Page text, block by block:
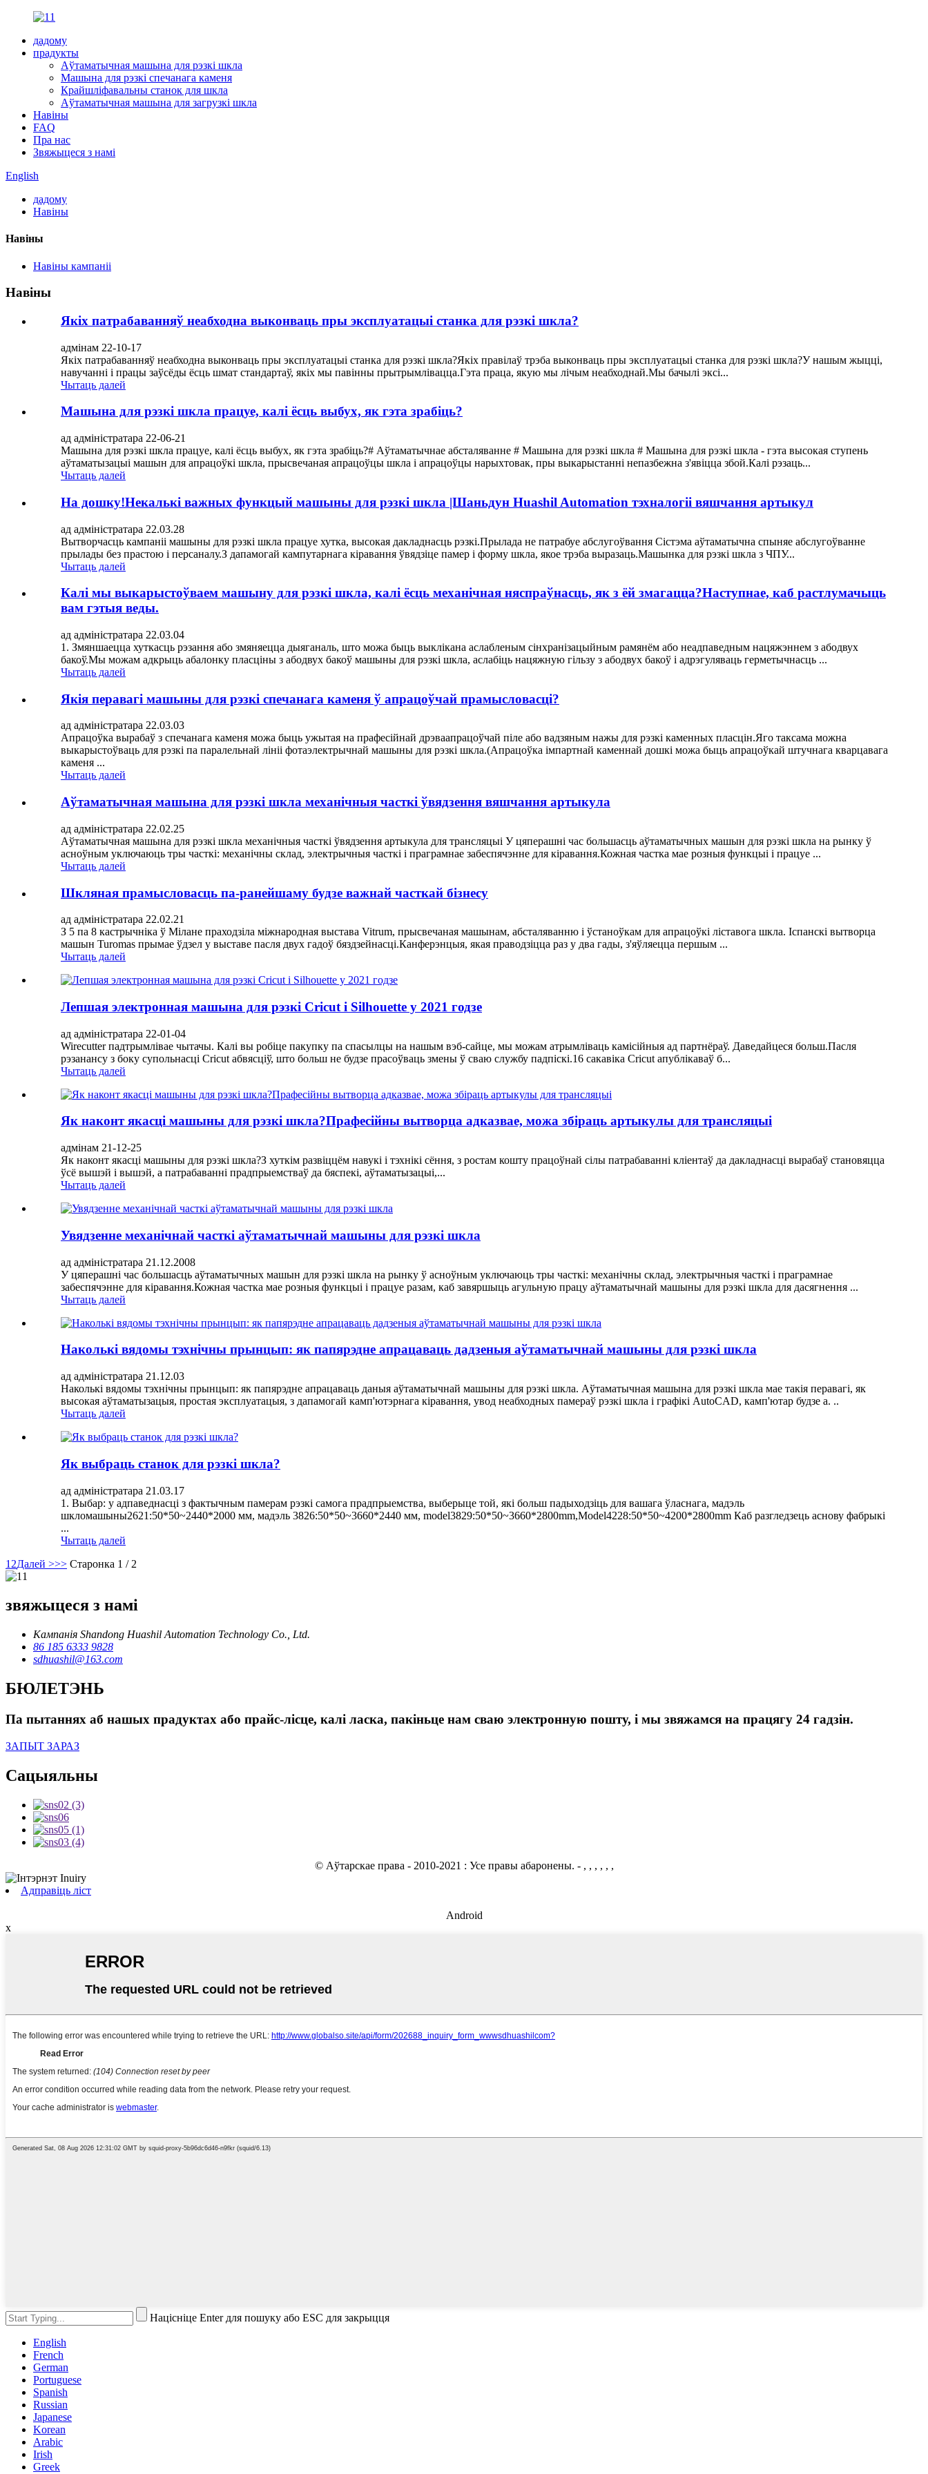
дадому
прадукты
Аўтаматычная машына для рэзкі шкла
Машына для рэзкі спечанага каменя
Крайшліфавальны станок для шкла
Аўтаматычная машына для загрузкі шкла
Навіны
FAQ
Пра нас
Звяжыцеся з намі
English
дадому
Навіны
Навіны
Навіны кампаніі
Навіны
Якіх патрабаванняў неабходна выконваць пры эксплуатацыі станка для рэзкі шкла?
адмінам 22-10-17
Якіх патрабаванняў неабходна выконваць пры эксплуатацыі станка для рэзкі шкла?Якіх правілаў трэба выконваць пры эксплуатацыі станка для рэзкі шкла?У нашым жыцці,
навучанні і працы заўсёды ёсць шмат стандартаў, якіх мы павінны прытрымлівацца.Гэта праца, якую мы лічым неабходнай.Мы бачылі эксі...
Чытаць далей
Машына для рэзкі шкла працуе, калі ёсць выбух, як гэта зрабіць?
ад адміністратара 22-06-21
Машына для рэзкі шкла працуе, калі ёсць выбух, як гэта зрабіць?# Аўтаматычнае абсталяванне # Машына для рэзкі шкла # Машына для рэзкі шкла - гэта высокая ступень
аўтаматызацыі машын для апрацоўкі шкла, прысвечаная апрацоўцы шкла і апрацоўцы нарыхтовак, пры выкарыстанні непазбежна з'явіцца збой.Калі рэзаць...
Чытаць далей
На дошку!Некалькі важных функцый машыны для рэзкі шкла |Шаньдун Huashil Automation тэхналогіі вяшчання артыкул
ад адміністратара 22.03.28
Вытворчасць кампаніі машыны для рэзкі шкла працуе хутка, высокая дакладнасць рэзкі.Прылада не патрабуе абслугоўвання Сістэма аўтаматычна спыняе абслугоўванне
прылады без прастою і персаналу.З дапамогай кампутарнага кіравання ўвядзіце памер і форму шкла, якое трэба выразаць.Машынка для рэзкі шкла з ЧПУ...
Чытаць далей
Калі мы выкарыстоўваем машыну для рэзкі шкла, калі ёсць механічная няспраўнасць, як з ёй змагацца?Наступнае, каб растлумачыць
вам гэтыя веды.
ад адміністратара 22.03.04
1. Змяншаецца хуткасць рэзання або змяняецца дыяганаль, што можа быць выклікана аслабленым сінхранізацыйным рамянём або неадпаведным нацяжэннем з абодвух
бакоў.Мы можам адкрыць абалонку пласціны з абодвух бакоў машыны для рэзкі шкла, аслабіць нацяжную гільзу з абодвух бакоў і адрэгуляваць герметычнасць ...
Чытаць далей
Якія перавагі машыны для рэзкі спечанага каменя ў апрацоўчай прамысловасці?
ад адміністратара 22.03.03
Апрацоўка вырабаў з спечанага каменя можа быць ужытая на прафесійнай дрэваапрацоўчай піле або вадзяным нажы для рэзкі каменных пласцін.Яго таксама можна
выкарыстоўваць для рэзкі па паралельнай лініі фотаэлектрычнай машыны для рэзкі шкла.(Апрацоўка імпартнай каменнай дошкі можа быць апрацоўкай штучнага кварцавага
каменя ...
Чытаць далей
Аўтаматычная машына для рэзкі шкла механічныя часткі ўвядзення вяшчання артыкула
ад адміністратара 22.02.25
Аўтаматычная машына для рэзкі шкла механічныя часткі ўвядзення артыкула для трансляцыі У цяперашні час большасць аўтаматычных машын для рэзкі шкла на рынку ў
асноўным уключаюць тры часткі: механічны склад, электрычныя часткі і праграмнае забеспячэнне для кіравання.Кожная частка мае розныя функцыі і працуе ...
Чытаць далей
Шкляная прамысловасць па-ранейшаму будзе важнай часткай бізнесу
ад адміністратара 22.02.21
З 5 па 8 кастрычніка ў Мілане праходзіла міжнародная выстава Vitrum, прысвечаная машынам, абсталяванню і ўстаноўкам для апрацоўкі ліставога шкла. Іспанскі вытворца
машын Turomas прымае ўдзел у выставе пасля двух гадоў бяздзейнасці.Канферэнцыя, якая праводзіцца раз у два гады, з'яўляецца першым ...
Чытаць далей
Лепшая электронная машына для рэзкі Cricut і Silhouette у 2021 годзе
ад адміністратара 22-01-04
Wirecutter падтрымлівае чытачы. Калі вы робіце пакупку па спасылцы на нашым вэб-сайце, мы можам атрымліваць камісійныя ад партнёраў. Даведайцеся больш.Пасля
рэзанансу з боку супольнасці Cricut абвясціў, што больш не будзе прасоўваць змены ў сваю службу падпіскі.16 сакавіка Cricut апублікаваў б...
Чытаць далей
Як наконт якасці машыны для рэзкі шкла?Прафесійны вытворца адказвае, можа збіраць артыкулы для трансляцыі
адмінам 21-12-25
Як наконт якасці машыны для рэзкі шкла?З хуткім развіццём навукі і тэхнікі сёння, з ростам кошту працоўнай сілы патрабаванні кліентаў да дакладнасці вырабаў становяцца
ўсё вышэй і вышэй, а патрабаванні прадпрыемстваў да бяспекі, аўтаматызацыі,...
Чытаць далей
Увядзенне механічнай часткі аўтаматычнай машыны для рэзкі шкла
ад адміністратара 21.12.2008
У цяперашні час большасць аўтаматычных машын для рэзкі шкла на рынку ў асноўным уключаюць тры часткі: механічны склад, электрычныя часткі і праграмнае
забеспячэнне для кіравання.Кожная частка мае розныя функцыі і працуе разам, каб завяршыць агульную працу аўтаматычнай машыны для рэзкі шкла для дасягнення ...
Чытаць далей
Наколькі вядомы тэхнічны прынцып: як папярэдне апрацаваць дадзеныя аўтаматычнай машыны для рэзкі шкла
ад адміністратара 21.12.03
Наколькі вядомы тэхнічны прынцып: як папярэдне апрацаваць даныя аўтаматычнай машыны для рэзкі шкла. Аўтаматычная машына для рэзкі шкла мае такія перавагі, як
высокая аўтаматызацыя, простая эксплуатацыя, з дапамогай камп'ютэрнага кіравання, увод неабходных памераў рэзкі шкла і графікі AutoCAD, камп'ютар будзе а. ..
Чытаць далей
Як выбраць станок для рэзкі шкла?
ад адміністратара 21.03.17
1. Выбар: у адпаведнасці з фактычным памерам рэзкі самога прадпрыемства, выберыце той, які больш падыходзіць для вашага ўласнага, мадэль
шкломашыны2621:50*50~2440*2000 мм, мадэль 3826:50*50~3660*2440 мм, model3829:50*50~3660*2800mm,Model4228:50*50~4200*2800mm Каб разгледзець аснову фабрыкі
...
Чытаць далей
1 2Далей >>> Старонка 1 / 2
звяжыцеся з намі
Кампанія Shandong Huashil Automation Technology Co., Ltd.
86 185 6333 9828
sdhuashil@163.com
БЮЛЕТЭНЬ
Па пытаннях аб нашых прадуктах або прайс-лісце, калі ласка, пакіньце нам сваю электронную пошту, і мы звяжамся на працягу 24 гадзін.
ЗАПЫТ ЗАРАЗ
Сацыяльны
© Аўтарскае права - 2010-2021 : Усе правы абаронены. - , , , , , ,
Адправіць ліст
Android
x
Націсніце Enter для пошуку або ESC для закрыцця
English
French
German
Portuguese
Spanish
Russian
Japanese
Korean
Arabic
Irish
Greek